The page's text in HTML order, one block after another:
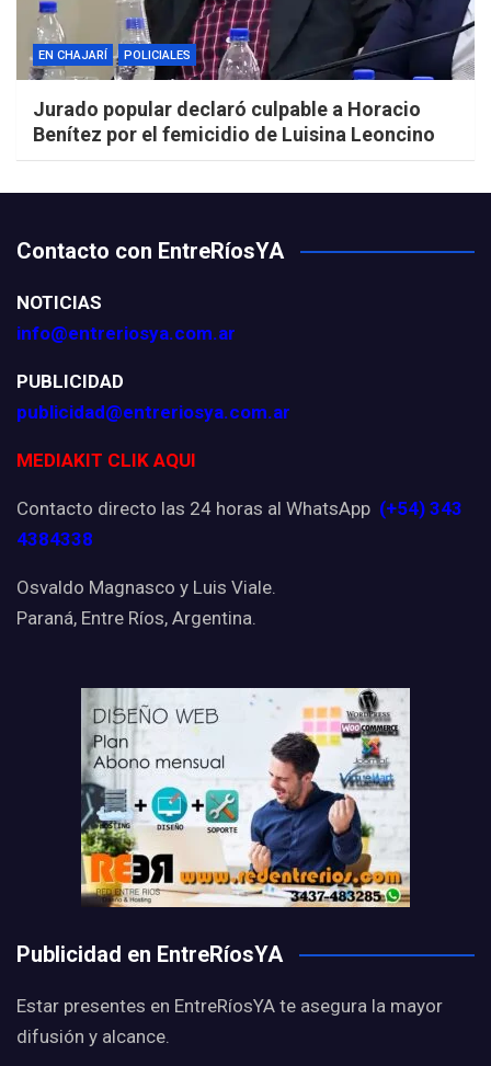
EN CHAJARÍ POLICIALES
Jurado popular declaró culpable a Horacio
Benítez por el femicidio de Luisina Leoncino
Contacto con EntreRíosYA
NOTICIAS
info@entreriosya.com.ar
PUBLICIDAD
publicidad@entreriosya.com.ar
MEDIAKIT CLIK AQUI
Contacto directo las 24 horas al WhatsApp (+54) 343
4384338
Osvaldo Magnasco y Luis Viale.
Paraná, Entre Ríos, Argentina.
Publicidad en EntreRíosYA
Estar presentes en EntreRíosYA te asegura la mayor
difusión y alcance.